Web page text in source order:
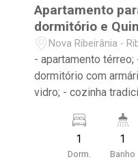
Apartamento
dormitório e
Nova Ribeirânia -
- apartamento
dormitório com
vidro; - cozinha
vaga de garagem. -
pintado e
distância do
1
Dorm.
1
Banho